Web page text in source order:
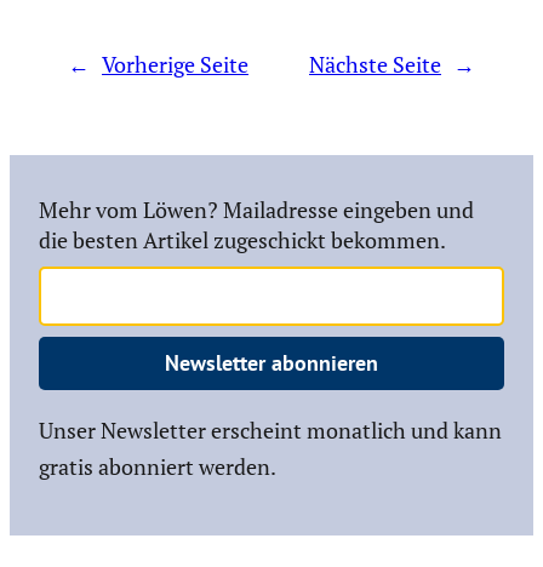
← Vorherige Seite Nächste Seite →
Mehr vom Löwen? Mailadresse eingeben und
die besten Artikel zugeschickt bekommen.
Newsletter abonnieren
Unser Newsletter erscheint monatlich und kann
gratis abonniert werden.